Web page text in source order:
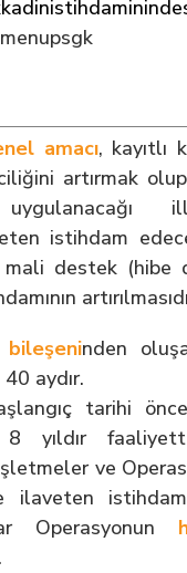
amacı, kayıtlı
artırmak
uygulanacağı
istihdam
mali destek (hibe
nden
aydır.
tarihi
yıldır
ve
ilaveten
Operasyonun